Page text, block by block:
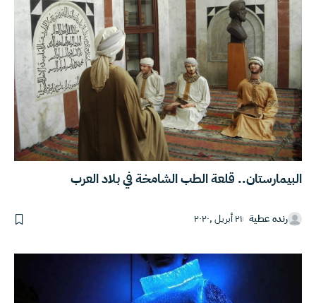
البيمارستان.. قلعة الطب الشامخة في بلاد العرب
رنده عطية ٢١ أبريل ,٢٠٢٠